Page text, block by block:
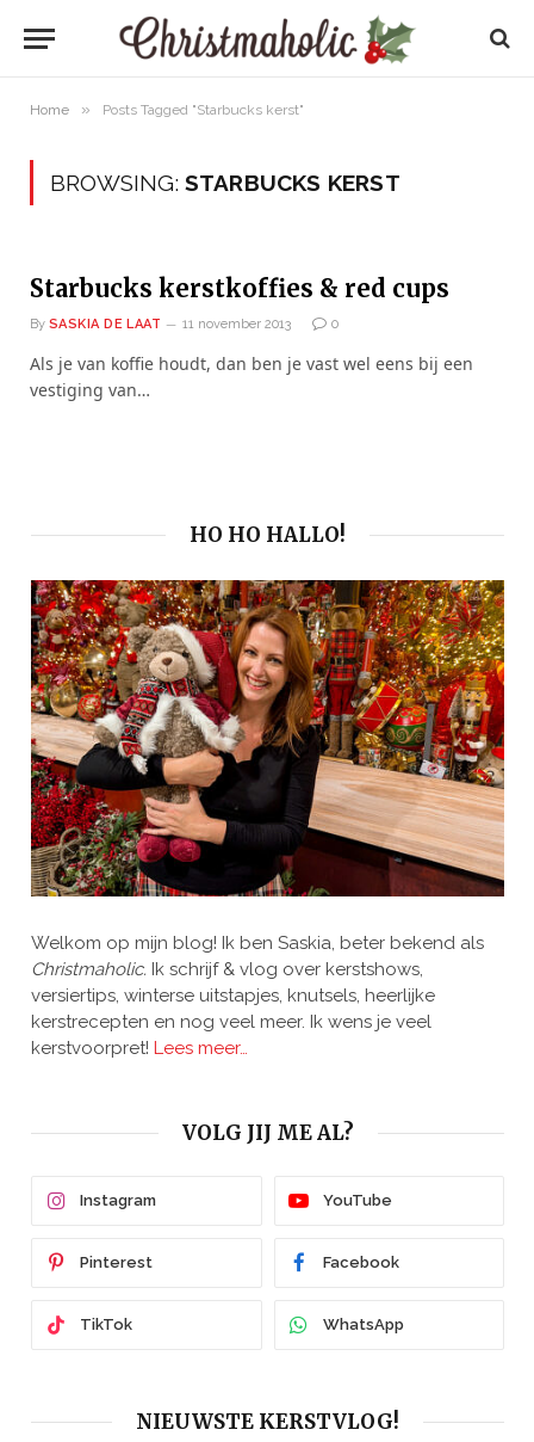
Home » Posts Tagged "Starbucks kerst"
BROWSING: STARBUCKS KERST
Starbucks kerstkoffies & red cups
By SASKIA DE LAAT 11 november 2013 0
Als je van koffie houdt, dan ben je vast wel eens bij een
vestiging van…
HO HO HALLO!
Welkom op mijn blog! Ik ben Saskia, beter bekend als
Christmaholic. Ik schrijf & vlog over kerstshows,
versiertips, winterse uitstapjes, knutsels, heerlijke
kerstrecepten en nog veel meer. Ik wens je veel
kerstvoorpret! Lees meer…
VOLG JIJ ME AL?
Instagram YouTube
Pinterest Facebook
TikTok WhatsApp
NIEUWSTE KERSTVLOG!